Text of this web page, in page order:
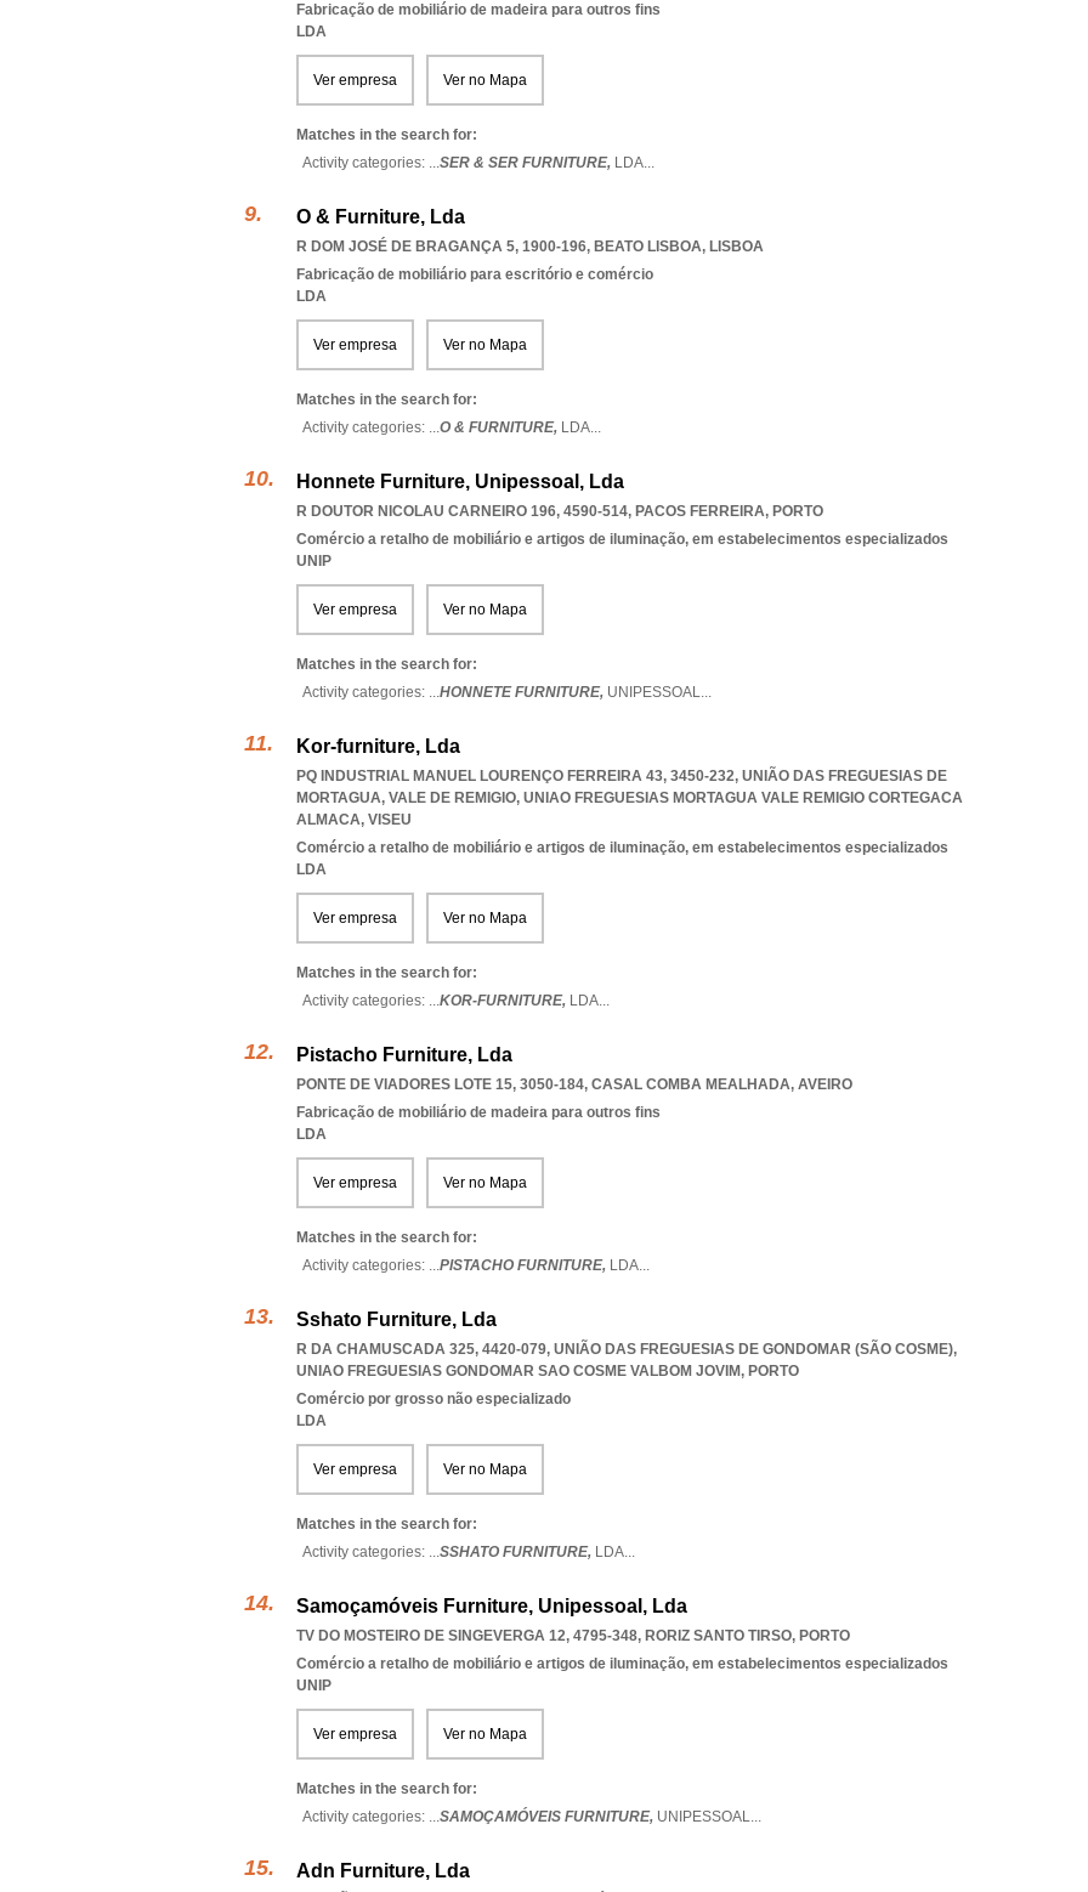
Fabricação de mobiliário de madeira para outros fins
LDA
Ver empresa Ver no Mapa
Matches in the search for:
Activity categories: ...SER & SER FURNITURE, LDA...
O & Furniture, Lda
R DOM JOSÉ DE BRAGANÇA 5, 1900-196, BEATO LISBOA, LISBOA
Fabricação de mobiliário para escritório e comércio
LDA
Ver empresa Ver no Mapa
Matches in the search for:
Activity categories: ...O & FURNITURE, LDA...
Honnete Furniture, Unipessoal, Lda
R DOUTOR NICOLAU CARNEIRO 196, 4590-514, PACOS FERREIRA, PORTO
Comércio a retalho de mobiliário e artigos de iluminação, em estabelecimentos especializados
UNIP
Ver empresa Ver no Mapa
Matches in the search for:
Activity categories: ...HONNETE FURNITURE, UNIPESSOAL...
Kor-furniture, Lda
PQ INDUSTRIAL MANUEL LOURENÇO FERREIRA 43, 3450-232, UNIÃO DAS FREGUESIAS DE
MORTAGUA, VALE DE REMIGIO, UNIAO FREGUESIAS MORTAGUA VALE REMIGIO CORTEGACA
ALMACA, VISEU
Comércio a retalho de mobiliário e artigos de iluminação, em estabelecimentos especializados
LDA
Ver empresa Ver no Mapa
Matches in the search for:
Activity categories: ...KOR-FURNITURE, LDA...
Pistacho Furniture, Lda
PONTE DE VIADORES LOTE 15, 3050-184, CASAL COMBA MEALHADA, AVEIRO
Fabricação de mobiliário de madeira para outros fins
LDA
Ver empresa Ver no Mapa
Matches in the search for:
Activity categories: ...PISTACHO FURNITURE, LDA...
Sshato Furniture, Lda
R DA CHAMUSCADA 325, 4420-079, UNIÃO DAS FREGUESIAS DE GONDOMAR (SÃO COSME),
UNIAO FREGUESIAS GONDOMAR SAO COSME VALBOM JOVIM, PORTO
Comércio por grosso não especializado
LDA
Ver empresa Ver no Mapa
Matches in the search for:
Activity categories: ...SSHATO FURNITURE, LDA...
Samoçamóveis Furniture, Unipessoal, Lda
TV DO MOSTEIRO DE SINGEVERGA 12, 4795-348, RORIZ SANTO TIRSO, PORTO
Comércio a retalho de mobiliário e artigos de iluminação, em estabelecimentos especializados
UNIP
Ver empresa Ver no Mapa
Matches in the search for:
Activity categories: ...SAMOÇAMÓVEIS FURNITURE, UNIPESSOAL...
Adn Furniture, Lda